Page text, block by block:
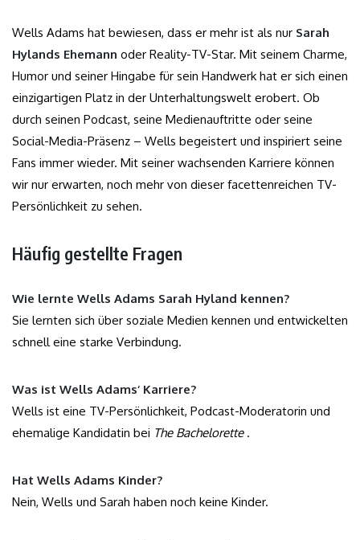
Wells Adams hat bewiesen, dass er mehr ist als nur Sarah
Hylands Ehemann oder Reality-TV-Star. Mit seinem Charme,
Humor und seiner Hingabe für sein Handwerk hat er sich einen
einzigartigen Platz in der Unterhaltungswelt erobert. Ob
durch seinen Podcast, seine Medienauftritte oder seine
Social-Media-Präsenz – Wells begeistert und inspiriert seine
Fans immer wieder. Mit seiner wachsenden Karriere können
wir nur erwarten, noch mehr von dieser facettenreichen TV-
Persönlichkeit zu sehen.
Häufig gestellte Fragen
Wie lernte Wells Adams Sarah Hyland kennen?
Sie lernten sich über soziale Medien kennen und entwickelten
schnell eine starke Verbindung.
Was ist Wells Adams‘ Karriere?
Wells ist eine TV-Persönlichkeit, Podcast-Moderatorin und
ehemalige Kandidatin bei The Bachelorette.
Hat Wells Adams Kinder?
Nein, Wells und Sarah haben noch keine Kinder.